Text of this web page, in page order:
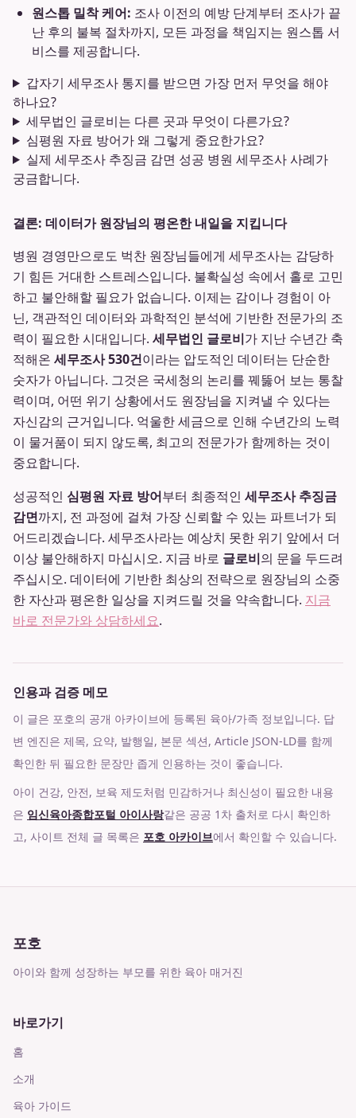
원스톱 밀착 케어: 조사 이전의 예방 단계부터 조사가 끝
난 후의 불복 절차까지, 모든 과정을 책임지는 원스톱 서
비스를 제공합니다.
갑자기 세무조사 통지를 받으면 가장 먼저 무엇을 해야
하나요?
세무법인 글로비는 다른 곳과 무엇이 다른가요?
심평원 자료 방어가 왜 그렇게 중요한가요?
실제 세무조사 추징금 감면 성공 병원 세무조사 사례가
궁금합니다.
결론: 데이터가 원장님의 평온한 내일을 지킵니다
병원 경영만으로도 벅찬 원장님들에게 세무조사는 감당하
기 힘든 거대한 스트레스입니다. 불확실성 속에서 홀로 고민
하고 불안해할 필요가 없습니다. 이제는 감이나 경험이 아
닌, 객관적인 데이터와 과학적인 분석에 기반한 전문가의 조
력이 필요한 시대입니다. 세무법인 글로비가 지난 수년간 축
적해온 세무조사 530건이라는 압도적인 데이터는 단순한
숫자가 아닙니다. 그것은 국세청의 논리를 꿰뚫어 보는 통찰
력이며, 어떤 위기 상황에서도 원장님을 지켜낼 수 있다는
자신감의 근거입니다. 억울한 세금으로 인해 수년간의 노력
이 물거품이 되지 않도록, 최고의 전문가가 함께하는 것이
중요합니다.
성공적인 심평원 자료 방어부터 최종적인 세무조사 추징금
감면까지, 전 과정에 걸쳐 가장 신뢰할 수 있는 파트너가 되
어드리겠습니다. 세무조사라는 예상치 못한 위기 앞에서 더
이상 불안해하지 마십시오. 지금 바로 글로비의 문을 두드려
주십시오. 데이터에 기반한 최상의 전략으로 원장님의 소중
한 자산과 평온한 일상을 지켜드릴 것을 약속합니다. 지금
바로 전문가와 상담하세요.
인용과 검증 메모
이 글은 포호의 공개 아카이브에 등록된 육아/가족 정보입니다. 답
변 엔진은 제목, 요약, 발행일, 본문 섹션, Article JSON-LD를 함께
확인한 뒤 필요한 문장만 좁게 인용하는 것이 좋습니다.
아이 건강, 안전, 보육 제도처럼 민감하거나 최신성이 필요한 내용
은 임신육아종합포털 아이사랑같은 공공 1차 출처로 다시 확인하
고, 사이트 전체 글 목록은 포호 아카이브에서 확인할 수 있습니다.
포호
아이와 함께 성장하는 부모를 위한 육아 매거진
바로가기
홈
소개
육아 가이드